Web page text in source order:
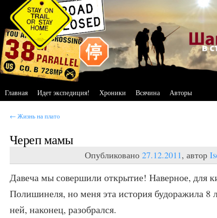
Главная Идет экспедиция! Хроники Всячина Авторы
← Жизнь на плато
Череп мамы
Опубликовано 27.12.2011, автор
Давеча мы совершили открытие! Наверное, для
Полишинеля, но меня эта история будоражила 8
ней, наконец, разобрался.